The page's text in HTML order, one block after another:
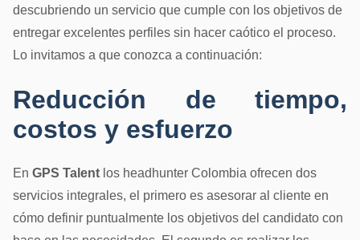
descubriendo un servicio que cumple con los objetivos de
entregar excelentes perfiles sin hacer caótico el proceso.
Lo invitamos a que conozca a continuación:
Reducción de tiempo,
costos y esfuerzo
En GPS Talent los headhunter Colombia ofrecen dos
servicios integrales, el primero es asesorar al cliente en
cómo definir puntualmente los objetivos del candidato con